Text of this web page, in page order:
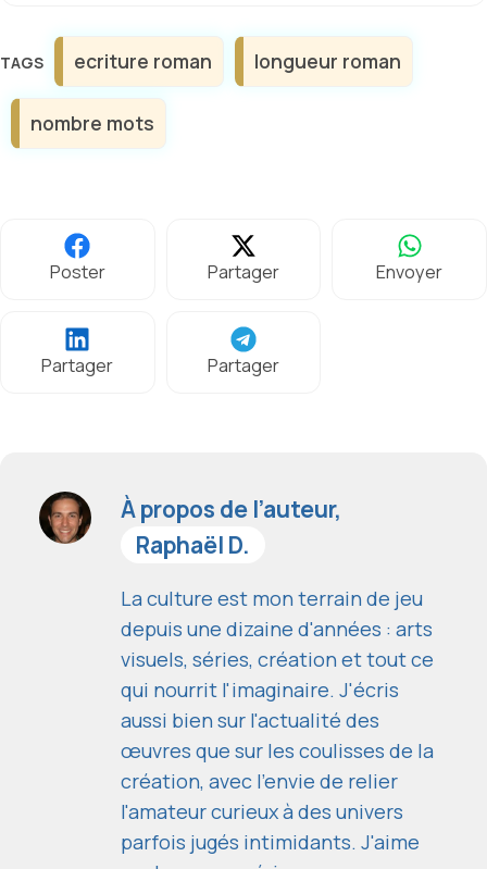
Étiquettes
ecriture roman longueur roman
nombre mots
Poster Partager Envoyer
Partager Partager
À propos de l’auteur,
Raphaël D.
La culture est mon terrain de jeu
depuis une dizaine d'années : arts
visuels, séries, création et tout ce
qui nourrit l'imaginaire. J'écris
aussi bien sur l'actualité des
œuvres que sur les coulisses de la
création, avec l'envie de relier
l'amateur curieux à des univers
parfois jugés intimidants. J'aime